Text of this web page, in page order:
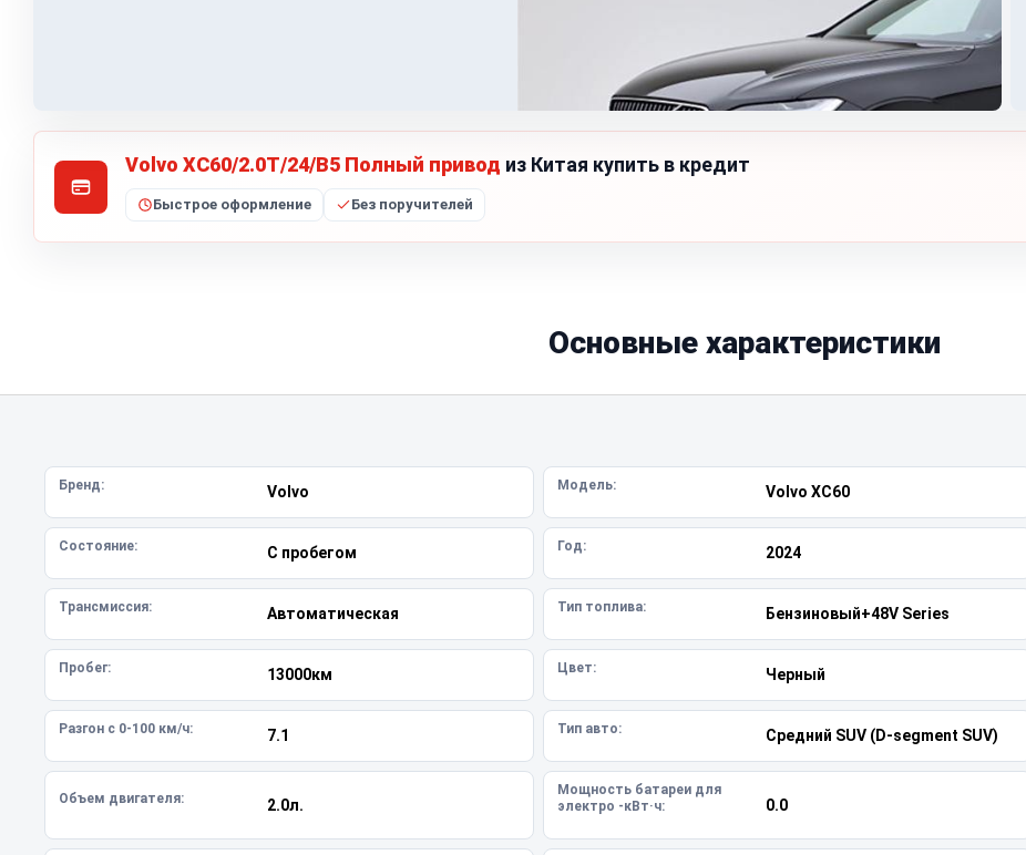
Volvo XC60/2.0T/24/B5 Полный привод из Китая купить в кредит
Быстрое оформление Без поручителей
Основные характеристики
Бренд: Volvo Модель: Volvo XC60
Состояние: С пробегом Год: 2024
Трансмиссия: Автоматическая Тип топлива: Бензиновый+48V Series
Пробег: 13000км Цвет: Черный
Разгон с 0-100 км/ч: 7.1 Тип авто: Средний SUV (D-segment SUV)
Объем двигателя: 2.0л.
Мощность батареи для
электро -кВт·ч:
0.0